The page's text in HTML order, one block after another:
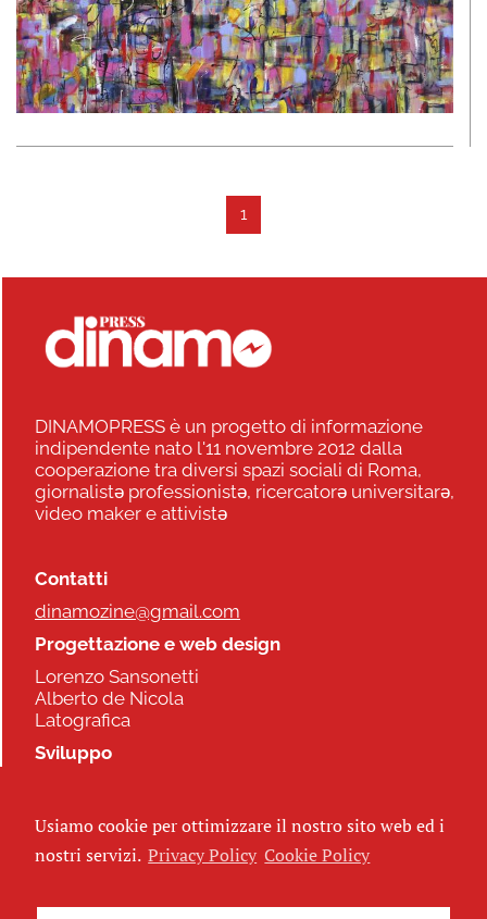
1
DINAMOPRESS è un progetto di informazione
indipendente nato l'11 novembre 2012 dalla
cooperazione tra diversi spazi sociali di Roma,
giornalistə professionistə, ricercatorə universitarə,
video maker e attivistə
Contatti
dinamozine@gmail.com
Progettazione e web design
Lorenzo Sansonetti
Alberto de Nicola
Latografica
Sviluppo
Seguici
Usiamo cookie per ottimizzare il nostro sito web ed i
nostri servizi. Privacy Policy Cookie Policy